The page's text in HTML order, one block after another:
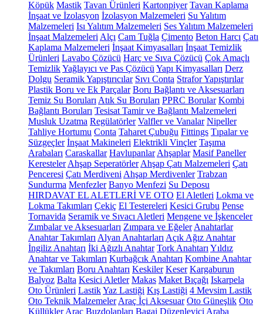
Köpük Mastik Tavan Ürünleri Kartonpiyer Tavan Kaplama
İnşaat ve İzolasyon İzolasyon Malzemeleri Su Yalıtım
Malzemeleri Isı Yalıtım Malzemeleri Ses Yalıtım Malzemeleri
İnşaat Malzemeleri Alçı Cam Tuğla Çimento Beton Harcı Çatı
Kaplama Malzemeleri İnşaat Kimyasalları İnşaat Temizlik
Ürünleri Lavabo Çözücü Harç ve Sıva Çözücü Çok Amaçlı
TemizlikYağlayıcı ve Pas Çözücü Yapı Kimyasalları Derz
Dolgu Seramik Yapıştırıcılar Sıvı Conta Strafor Yapıştırılar
Plastik Boru ve Ek Parçalar Boru Bağlantı ve Aksesuarları
Temiz Su Boruları Atık Su Boruları PPRC Borular Kombi
Bağlantı Boruları Tesisat Tamir ve Bağlantı Malzemeleri
Musluk Uzatma Regülatörler Valfler ve Vanalar Nipeller
Tahliye Hortumu Conta Taharet Çubuğu Fittings Tıpalar ve
Süzgeçler İnşaat Makineleri Elektrikli Vinçler Taşıma
Arabaları Caraskallar Havlupanlar Ahşaplar Masif Paneller
Keresteler Ahşap Seperatörler Ahşap Çatı Malzemeleri Çatı
Penceresi Çatı Merdiveni Ahşap Merdivenler Trabzan
Sundurma Menfezler Banyo Menfezi Su Deposu
HIRDAVAT EL ALETLERİ VE OTO El Aletleri Lokma ve
Lokma Takımları Çekiç El Testereleri Kesici Grubu Pense
Tornavida Seramik ve Sıvacı Aletleri Mengene ve İşkenceler
Zımbalar ve Aksesuarları Zımpara ve Eğeler Anahtarlar
Anahtar Takımları Alyan Anahtarları Açık Ağız Anahtar
İngiliz Anahtarı İki Ağızlı Anahtar Tork Anahtarı Yıldız
Anahtar ve Takımları Kurbağcık Anahtarı Kombine Anahtar
ve Takımları Boru Anahtarı Keskiler Keser Kargaburun
Balyoz Balta Kesici Aletler Makas Maket Bıçağı Iskarpela
Oto Ürünleri LastikYaz Lastiği Kış Lastiği 4 Mevsim Lastik
Oto Teknik Malzemeler Araç İçi Aksesuar Oto Güneşlik Oto
Küllükler Araç Buzdolapları Bagaj Düzenleyici Araba